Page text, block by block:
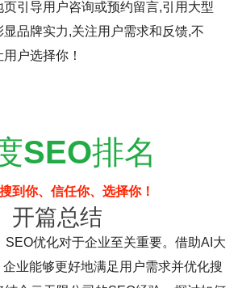
页引导用户咨询或预约留言,引用大型
品牌实力,关注用户需求和反馈,不
户选择你！
SEO排名
搜到你、信任你、选择你！
开篇总结
SEO优化对于企业至关重要。借助AI大
业能够更好地满足用户需求并优化搜